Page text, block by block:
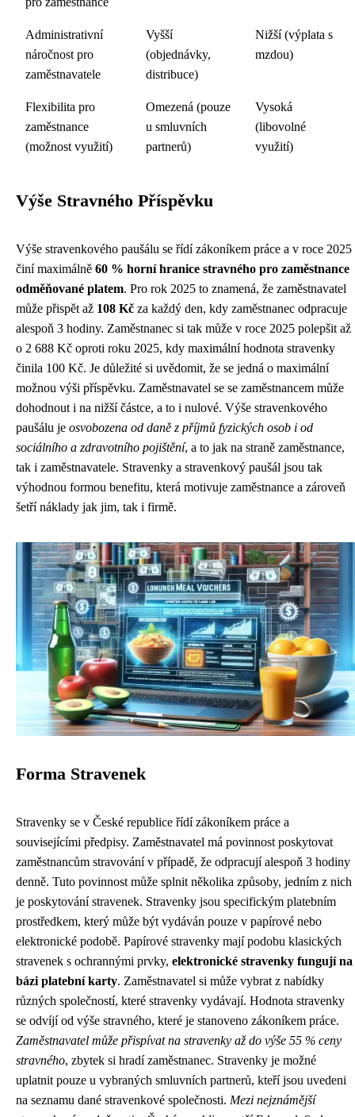
Administrativní
náročnost pro
zaměstnavatele
Vyšší
(objednávky,
distribuce)
Nižší (výplata s
mzdou)
Flexibilita pro
zaměstnance
(možnost využití)
Omezená (pouze
u smluvních
partnerů)
Vysoká
(libovolné
využití)
Výše Stravného Příspěvku
Výše stravenkového paušálu se řídí zákoníkem práce a v roce 2025
činí maximálně 60 % horní hranice stravného pro zaměstnance
odměňované platem. Pro rok 2025 to znamená, že zaměstnavatel
může přispět až 108 Kč za každý den, kdy zaměstnanec odpracuje
alespoň 3 hodiny. Zaměstnanec si tak může v roce 2025 polepšit až
o 2 688 Kč oproti roku 2025, kdy maximální hodnota stravenky
činila 100 Kč. Je důležité si uvědomit, že se jedná o maximální
možnou výši příspěvku. Zaměstnavatel se se zaměstnancem může
dohodnout i na nižší částce, a to i nulové. Výše stravenkového
paušálu je osvobozena od daně z příjmů fyzických osob i od
sociálního a zdravotního pojištění, a to jak na straně zaměstnance,
tak i zaměstnavatele. Stravenky a stravenkový paušál jsou tak
výhodnou formou benefitu, která motivuje zaměstnance a zároveň
šetří náklady jak jim, tak i firmě.
Forma Stravenek
Stravenky se v České republice řídí zákoníkem práce a
souvisejícími předpisy. Zaměstnavatel má povinnost poskytovat
zaměstnancům stravování v případě, že odpracují alespoň 3 hodiny
denně. Tuto povinnost může splnit několika způsoby, jedním z nich
je poskytování stravenek. Stravenky jsou specifickým platebním
prostředkem, který může být vydáván pouze v papírové nebo
elektronické podobě. Papírové stravenky mají podobu klasických
stravenek s ochrannými prvky, elektronické stravenky fungují na
bázi platební karty. Zaměstnavatel si může vybrat z nabídky
různých společností, které stravenky vydávají. Hodnota stravenky
se odvíjí od výše stravného, které je stanoveno zákoníkem práce.
Zaměstnavatel může přispívat na stravenky až do výše 55 % ceny
stravného, zbytek si hradí zaměstnanec. Stravenky je možné
uplatnit pouze u vybraných smluvních partnerů, kteří jsou uvedeni
na seznamu dané stravenkové společnosti. Mezi nejznámější